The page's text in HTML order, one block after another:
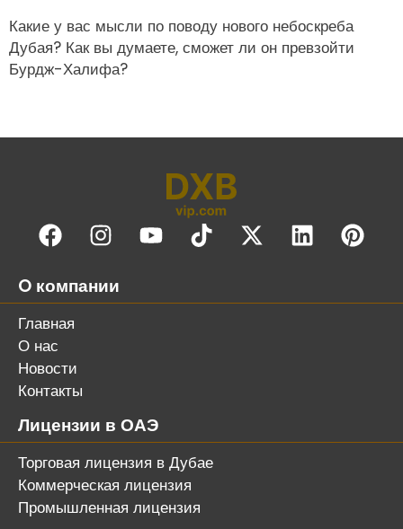
Какие у вас мысли по поводу нового небоскреба
Дубая? Как вы думаете, сможет ли он превзойти
Бурдж-Халифа?
O компании
Главная
О нас
Новости
Контакты
Лицензии в ОАЭ
Торговая лицензия в Дубае
Коммерческая лицензия
Промышленная лицензия